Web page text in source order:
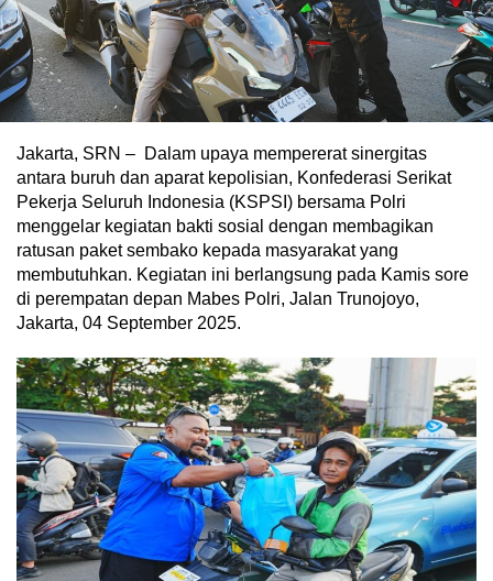
Jakarta, SRN – Dalam upaya mempererat sinergitas
antara buruh dan aparat kepolisian, Konfederasi Serikat
Pekerja Seluruh Indonesia (KSPSI) bersama Polri
menggelar kegiatan bakti sosial dengan membagikan
ratusan paket sembako kepada masyarakat yang
membutuhkan. Kegiatan ini berlangsung pada Kamis sore
di perempatan depan Mabes Polri, Jalan Trunojoyo,
Jakarta, 04 September 2025.